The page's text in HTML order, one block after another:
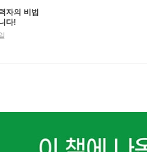
대참조가 포함된 수식을 열 방향으
된 셀의 값 참조하기
대참조로 품목별 판매금액 합계 구
고 오류 해결하기
적하기
조되는 셀에 오류가 있을 때 추적하
자의 비법
다!